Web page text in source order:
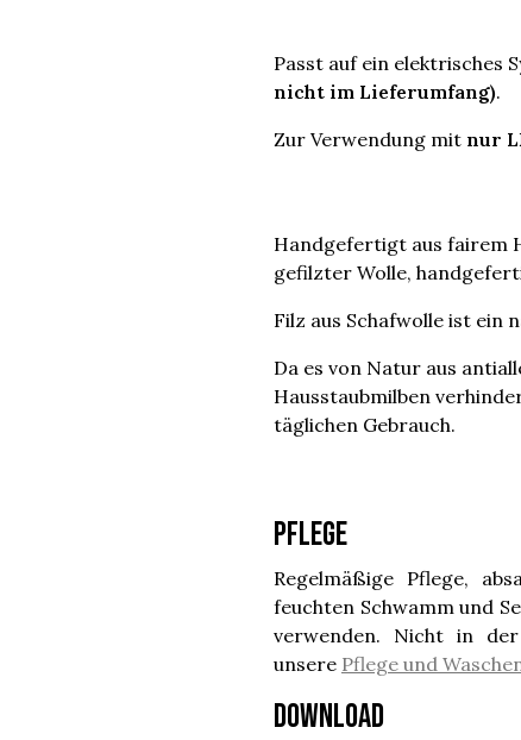
Passt auf ein elektrisches
nicht im Lieferumfang).
Zur Verwendung mit nur
Handgefertigt aus fairem
gefilzter Wolle,
Filz aus Schafwolle ist ein
Da es von Natur aus
Hausstaubmilben
täglichen Gebrauch.
Pflege
Regelmäßige Pflege,
feuchten Schwamm und
verwenden. Nicht in der
unsere Pflege und
Download